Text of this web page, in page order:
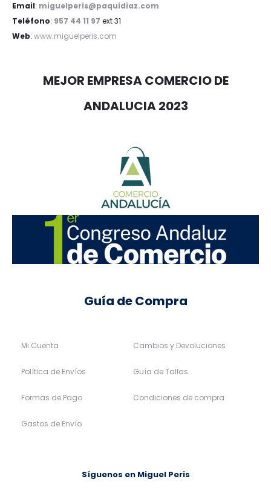
Email: miguelperis@paquidiaz.com
Teléfono: 957 44 11 97 ext 31
Web: www.miguelperis.com
MEJOR EMPRESA COMERCIO DE
ANDALUCIA 2023
Guía de Compra
Mi Cuenta
Política de Envíos
Formas de Pago
Gastos de Envío
Cambios y Devoluciones
Guía de Tallas
Condiciones de compra
Síguenos en Miguel Peris